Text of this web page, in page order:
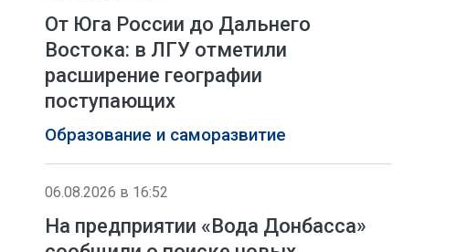
От Юга России до Дальнего
Востока: в ЛГУ отметили
расширение географии
поступающих
Образование и саморазвитие
06.08.2026 в 16:52
На предприятии «Вода Донбасса»